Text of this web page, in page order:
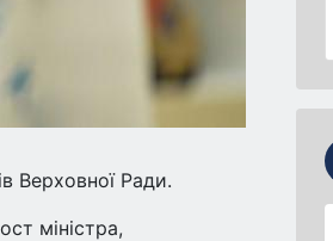
Верховної Ради.
міністра,